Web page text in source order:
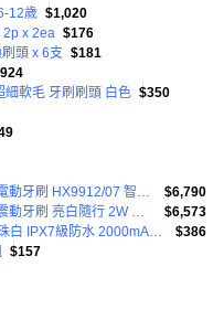
12歲 $1,020
2p x 2ea $176
頭 x 6支 $181
細軟毛 牙刷刷頭 白色 $350
PHILIPS 飛利浦 sonicare 煥白閃耀智能電動牙刷 HX9912/07 智能連接 內建壓力感測器 四種模式 三種強度
$6,790
PHILIPS 飛利浦 sonicare 鑽石靚白音波震動牙刷 亮白隨行 2W 充電式
$6,573
Apollo Life 阿波羅 智慧聲波電動牙刷 珍珠白 IPX7級防水 2000mAh電池 約37200次/分震動頻率
$386
$157